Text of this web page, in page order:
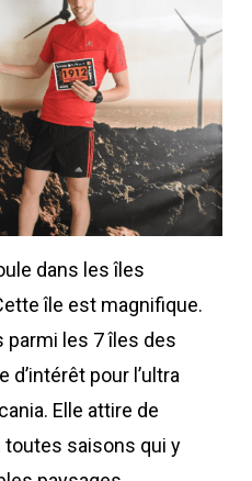
dans les îles
île est magnifique.
parmi les 7 îles des
d’intérêt pour l’ultra
Elle attire de
toutes saisons qui y